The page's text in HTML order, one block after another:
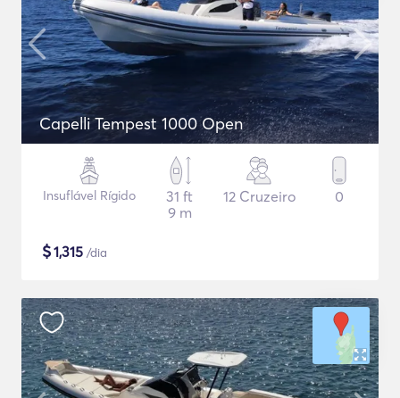
Capelli Tempest 1000 Open
Insuflável Rígido
31 ft
9 m
12 Cruzeiro 0
$1,315 /dia